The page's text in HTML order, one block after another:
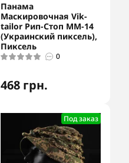
Панама
Маскировочная Vik-
tailor Рип-Стоп ММ-14
(Украинский пиксель),
Пиксель
0
468 грн.
Под заказ